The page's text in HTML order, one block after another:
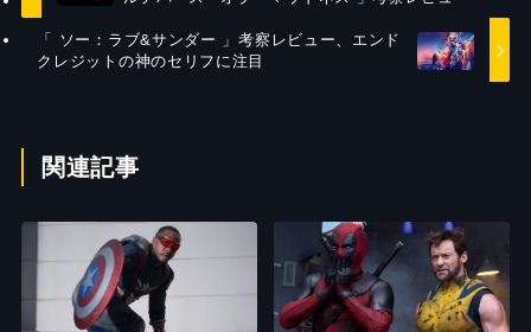
「 ソー：ラブ&サンダー 」考察レビュー、エンド
クレジットの神のセリフに注目
関連記事